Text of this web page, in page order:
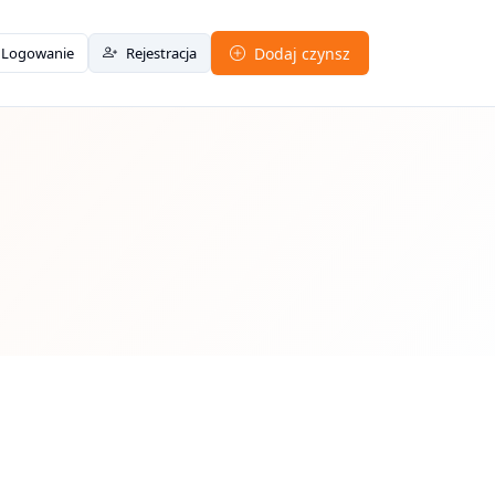
Logowanie Rejestracja Dodaj czynsz